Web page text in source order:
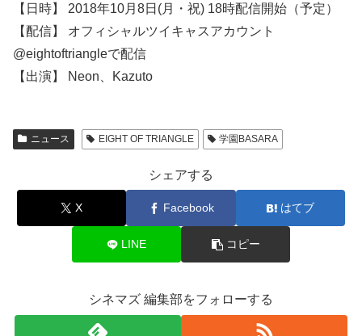
【日時】 2018年10月8日(月・祝) 18時配信開始（予定）
【配信】 オフィシャルツイキャスアカウント
@eightoftriangleで配信
【出演】 Neon、Kazuto
ニュース EIGHT OF TRIANGLE 学園BASARA
シェアする
X Facebook はてブ
LINE コピー
シネマズ 編集部をフォローする